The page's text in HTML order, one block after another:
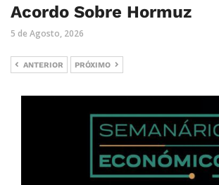
Acordo Sobre Hormuz
5 de Agosto, 2026
ANTERIOR PRÓXIMO